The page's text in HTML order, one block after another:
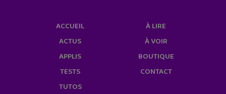
ACCUEIL
ACTUS
APPLIS
TESTS
TUTOS
À LIRE
À VOIR
BOUTIQUE
CONTACT